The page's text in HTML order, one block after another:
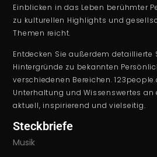
Einblicken in das Leben berühmter
zu kulturellen Highlights und
Themen reicht.
Entdecken Sie außerdem detaillierte
Hintergründe zu bekannten
verschiedenen Bereichen.
Unterhaltung und Wissenswertes
aktuell, inspirierend und vielseitig.
Steckbriefe
Musik